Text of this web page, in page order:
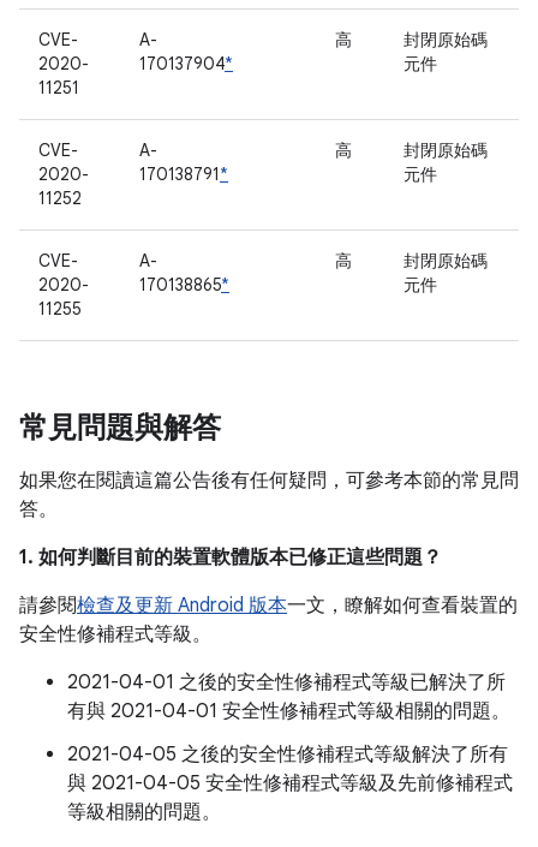
CVE-
2020-
11251
A-
170137904*
高
封閉原始碼
元件
CVE-
2020-
11252
A-
170138791*
高
封閉原始碼
元件
CVE-
2020-
11255
A-
170138865*
高
封閉原始碼
元件
常見問題與解答
如果您在閱讀這篇公告後有任何疑問，可參考本節的常見問
答。
1. 如何判斷目前的裝置軟體版本已修正這些問題？
請參閱檢查及更新 Android 版本一文，瞭解如何查看裝置的
安全性修補程式等級。
2021-04-01 之後的安全性修補程式等級已解決了所
有與 2021-04-01 安全性修補程式等級相關的問題。
2021-04-05 之後的安全性修補程式等級解決了所有
與 2021-04-05 安全性修補程式等級及先前修補程式
等級相關的問題。